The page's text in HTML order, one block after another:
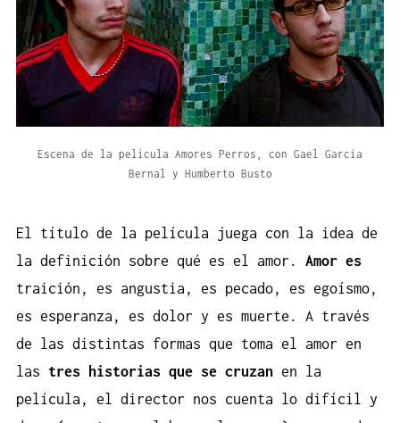
Escena de la película Amores Perros, con Gael García
Bernal y Humberto Busto
El título de la película juega con la idea de
la definición sobre qué es el amor. Amor es
traición, es angustia, es pecado, es egoísmo,
es esperanza, es dolor y es muerte. A través
de las distintas formas que toma el amor en
las tres historias que se cruzan en la
película, el director nos cuenta lo difícil y